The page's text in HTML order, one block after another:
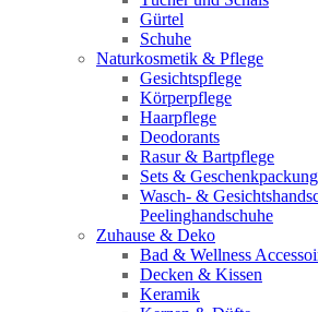
Gürtel
Schuhe
Naturkosmetik & Pflege
Gesichtspflege
Körperpflege
Haarpflege
Deodorants
Rasur & Bartpflege
Sets &
Wasch‑ &
Peelinghandschuhe
Zuhause & Deko
Bad & Wellness
Decken & Kissen
Keramik